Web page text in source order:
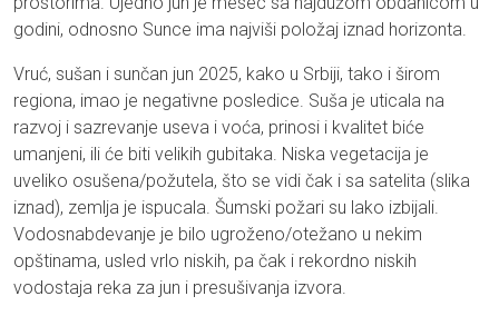
godini, odnosno Sunce ima najviši položaj iznad horizonta.
Vruć, sušan i sunčan jun 2025, kako u Srbiji, tako i širom
regiona, imao je negativne posledice. Suša je uticala na
razvoj i sazrevanje useva i voća, prinosi i kvalitet biće
umanjeni, ili će biti velikih gubitaka. Niska vegetacija je
uveliko osušena/požutela, što se vidi čak i sa satelita (slika
iznad), zemlja je ispucala. Šumski požari su lako izbijali.
Vodosnabdevanje je bilo ugroženo/otežano u nekim
opštinama, usled vrlo niskih, pa čak i rekordno niskih
vodostaja reka za jun i presušivanja izvora.